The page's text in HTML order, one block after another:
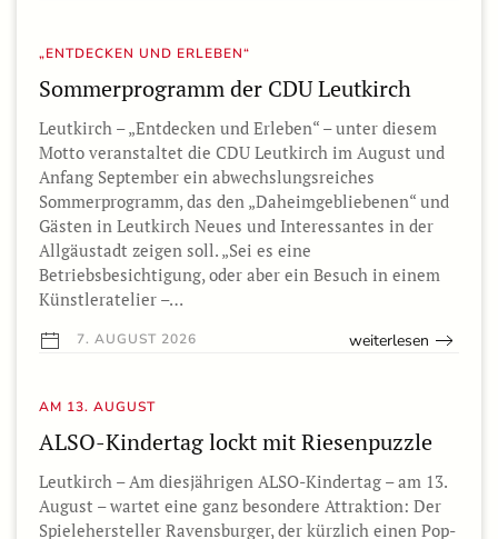
„ENTDECKEN UND ERLEBEN“
Sommerprogramm der CDU Leutkirch
Leutkirch – „Entdecken und Erleben“ – unter diesem
Motto veranstaltet die CDU Leutkirch im August und
Anfang September ein abwechslungsreiches
Sommerprogramm, das den „Daheimgebliebenen“ und
Gästen in Leutkirch Neues und Interessantes in der
Allgäustadt zeigen soll. „Sei es eine
Betriebsbesichtigung, oder aber ein Besuch in einem
Künstleratelier –…
7. AUGUST 2026 weiterlesen
AM 13. AUGUST
ALSO-Kindertag lockt mit Riesenpuzzle
Leutkirch – Am diesjährigen ALSO-Kindertag – am 13.
August – wartet eine ganz besondere Attraktion: Der
Spielehersteller Ravensburger, der kürzlich einen Pop-